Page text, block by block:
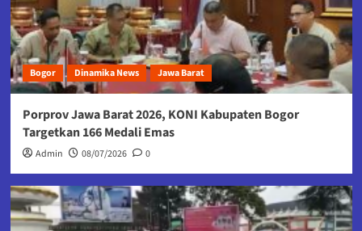
Bogor Dinamika News Jawa Barat
Porprov Jawa Barat 2026, KONI Kabupaten Bogor
Targetkan 166 Medali Emas
Admin 08/07/2026 0